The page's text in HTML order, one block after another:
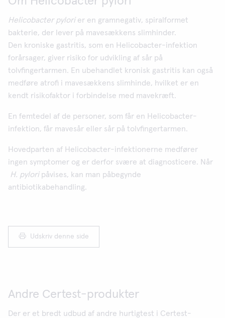
Helicobacter pylori er en gramnegativ, spiralformet
bakterie, der lever på mavesækkens slimhinder.
Den kroniske gastritis, som en Helicobacter-infektion
forårsager, giver risiko for udvikling af sår på
tolvfingertarmen. En ubehandlet kronisk gastritis kan også
medføre atrofi i mavesækkens slimhinde, hvilket er en
kendt risikofaktor i forbindelse med mavekræft.
En femtedel af de personer, som får en Helicobacter-
infektion, får mavesår eller sår på tolvfingertarmen.
Hovedparten af Helicobacter-infektionerne medfører
ingen symptomer og er derfor svære at diagnosticere. Når
H. pyloripåvises, kan man påbegynde
antibiotikabehandling.
Udskriv denne side
Andre Certest-produkter
Der er et bredt udbud af andre hurtigtest i Certest-